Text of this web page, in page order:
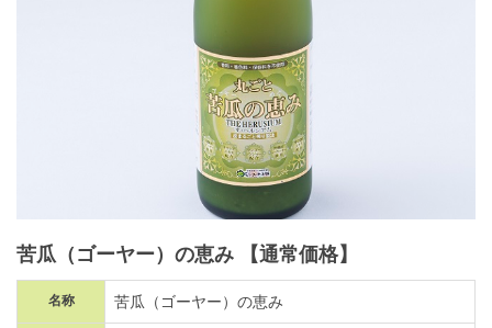
苦瓜（ゴーヤー）の恵み 【通常価格】
名称 苦瓜（ゴーヤー）の恵み